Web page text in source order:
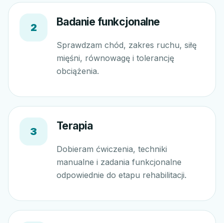
2 Badanie funkcjonalne
Sprawdzam chód, zakres ruchu, siłę
mięśni, równowagę i tolerancję
obciążenia.
3 Terapia
Dobieram ćwiczenia, techniki
manualne i zadania funkcjonalne
odpowiednie do etapu rehabilitacji.